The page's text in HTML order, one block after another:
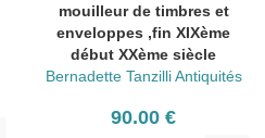
mouilleur de timbres et
enveloppes ,fin XIXème
début XXème siècle
Bernadette Tanzilli Antiquités
90.00 €